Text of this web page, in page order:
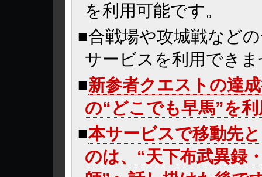
を利用可能です。
■合戦場や攻城戦など
サービスを利用でき
■新参者クエストの達
の“どこでも早馬”を
■本サービスで移動先
のは、“天下布武異録